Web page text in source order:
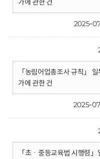
가에 관한 건
2025-
「농림어업총조사 규칙」
가에 관한 건
2025-
「초ㆍ중등교육법 시행령